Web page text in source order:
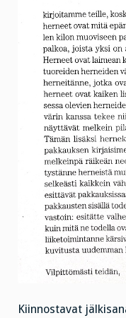
Kiinnostavat